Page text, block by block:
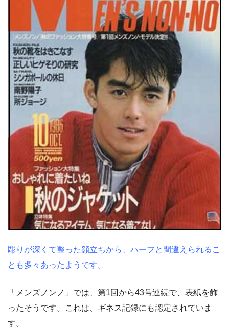
彫りが深くて整った顔立ちから、ハーフと間違えられるこ
とも多々あったようです。
「メンズノンノ」では、第1回から43号連続で、表紙を飾
ったそうです。これは、ギネス記録にも認定されていま
す。